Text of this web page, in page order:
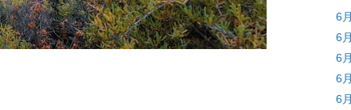
6
6
6
6
6